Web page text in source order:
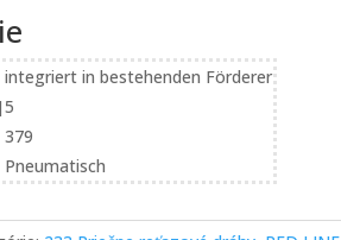
integriert in bestehenden Förderer
5
379
Pneumatisch